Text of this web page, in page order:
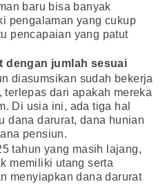
baru bisa banyak
pengalaman yang cukup
pencapaian yang patut
dengan jumlah sesuai
diasumsikan sudah bekerja
dari apakah mereka
Di usia ini, ada tiga hal
dana darurat, dana hunian
pensiun.
tahun yang masih lajang,
memiliki utang serta
menyiapkan dana darurat